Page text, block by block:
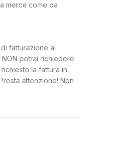
merce come da
fatturazione al
NON potrai richiedere
la fattura in
attenzione! Non